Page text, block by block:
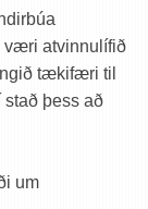
væri atvinnulífið
tækifæri til
þess að
um